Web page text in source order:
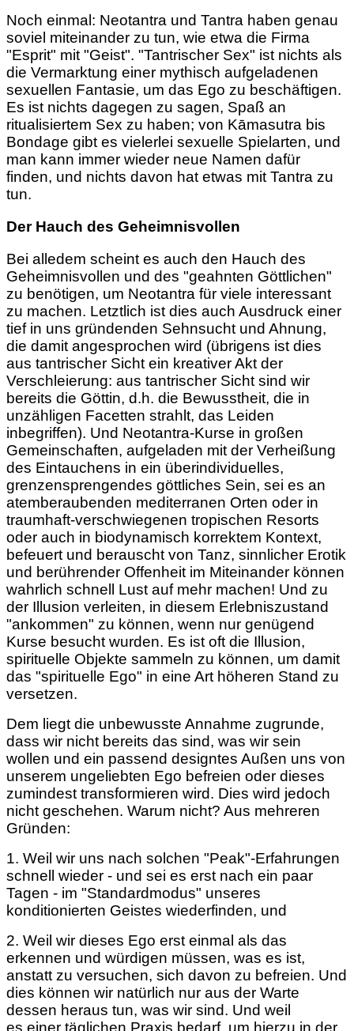
Noch einmal: Neotantra und Tantra haben genau
soviel miteinander zu tun, wie etwa die Firma
"Esprit" mit "Geist". "Tantrischer Sex" ist nichts als
die Vermarktung einer mythisch aufgeladenen
sexuellen Fantasie, um das Ego zu beschäftigen.
Es ist nichts dagegen zu sagen, Spaß an
ritualisiertem Sex zu haben; von Kāmasutra bis
Bondage gibt es vielerlei sexuelle Spielarten, und
man kann immer wieder neue Namen dafür
finden, und nichts davon hat etwas mit Tantra zu
tun.
Der Hauch des Geheimnisvollen
Bei alledem scheint es auch den Hauch des
Geheimnisvollen und des "geahnten Göttlichen"
zu benötigen, um Neotantra für viele interessant
zu machen. Letztlich ist dies auch Ausdruck einer
tief in uns gründenden Sehnsucht und Ahnung,
die damit angesprochen wird (übrigens ist dies
aus tantrischer Sicht ein kreativer Akt der
Verschleierung: aus tantrischer Sicht sind wir
bereits die Göttin, d.h. die Bewusstheit, die in
unzähligen Facetten strahlt, das Leiden
inbegriffen). Und Neotantra-Kurse in großen
Gemeinschaften, aufgeladen mit der Verheißung
des Eintauchens in ein überindividuelles,
grenzensprengendes göttliches Sein, sei es an
atemberaubenden mediterranen Orten oder in
traumhaft-verschwiegenen tropischen Resorts
oder auch in biodynamisch korrektem Kontext,
befeuert und berauscht von Tanz, sinnlicher Erotik
und berührender Offenheit im Miteinander können
wahrlich schnell Lust auf mehr machen! Und zu
der Illusion verleiten, in diesem Erlebniszustand
"ankommen" zu können, wenn nur genügend
Kurse besucht wurden. Es ist oft die Illusion,
spirituelle Objekte sammeln zu können, um damit
das "spirituelle Ego" in eine Art höheren Stand zu
versetzen.
Dem liegt die unbewusste Annahme zugrunde,
dass wir nicht bereits das sind, was wir sein
wollen und ein passend designtes Außen uns von
unserem ungeliebten Ego befreien oder dieses
zumindest transformieren wird. Dies wird jedoch
nicht geschehen. Warum nicht? Aus mehreren
Gründen:
1. Weil wir uns nach solchen "Peak"-Erfahrungen
schnell wieder - und sei es erst nach ein paar
Tagen - im "Standardmodus" unseres
konditionierten Geistes wiederfinden, und
2. Weil wir dieses Ego erst einmal als das
erkennen und würdigen müssen, was es ist,
anstatt zu versuchen, sich davon zu befreien. Und
dies können wir natürlich nur aus der Warte
dessen heraus tun, was wir sind. Und weil
es einer täglichen Praxis bedarf, um hierzu in der